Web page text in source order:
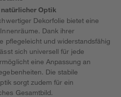
Optik
Dekorfolie bietet eine
Dank ihrer
pflegeleicht und widerstandsfähig
sich universell für jede
eine Anpassung an
Die stabile
sorgt zudem für ein
Gesamtbild.